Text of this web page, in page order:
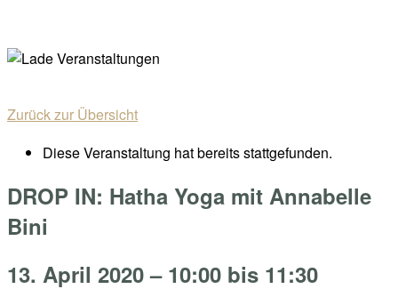
content
Menu
Zurück zur Übersicht
Diese Veranstaltung hat bereits stattgefunden.
DROP IN: Hatha Yoga mit Annabelle
Bini
13. April 2020 – 10:00 bis 11:30